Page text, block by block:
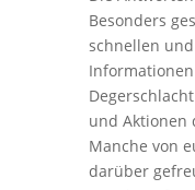
Besonders
schnellen
und Aktionen
Manche von
darüber